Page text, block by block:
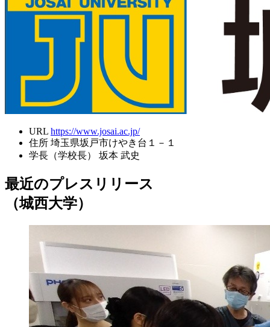
URL https://www.josai.ac.jp/
住所 埼玉県坂戸市けやき台１－１
学長（学校長）
坂本 武史
最近のプレスリリース
（城西大学）